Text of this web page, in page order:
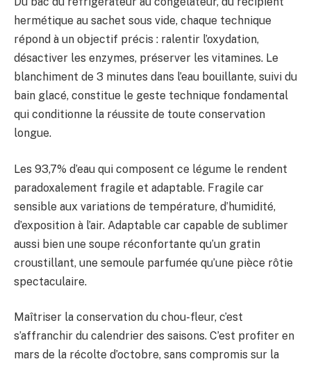
hermétique au sachet sous vide, chaque technique
répond à un objectif précis : ralentir l’oxydation,
désactiver les enzymes, préserver les vitamines. Le
blanchiment de 3 minutes dans l’eau bouillante, suivi du
bain glacé, constitue le geste technique fondamental
qui conditionne la réussite de toute conservation
longue.
Les 93,7% d’eau qui composent ce légume le rendent
paradoxalement fragile et adaptable. Fragile car
sensible aux variations de température, d’humidité,
d’exposition à l’air. Adaptable car capable de sublimer
aussi bien une soupe réconfortante qu’un gratin
croustillant, une semoule parfumée qu’une pièce rôtie
spectaculaire.
Maîtriser la conservation du chou-fleur, c’est
s’affranchir du calendrier des saisons. C’est profiter en
mars de la récolte d’octobre, sans compromis sur la